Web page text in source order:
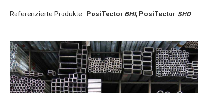
Referenzierte Produkte: PosiTector BHI, PosiTector SHD